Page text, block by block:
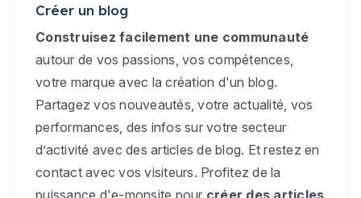
Créer un blog
Construisez facilement une communauté
autour de vos passions, vos compétences,
votre marque avec la création d'un blog.
Partagez vos nouveautés, votre actualité, vos
performances, des infos sur votre secteur
d’activité avec des articles de blog. Et restez en
contact avec vos visiteurs. Profitez de la
puissance d'e-monsite pour créer des articles